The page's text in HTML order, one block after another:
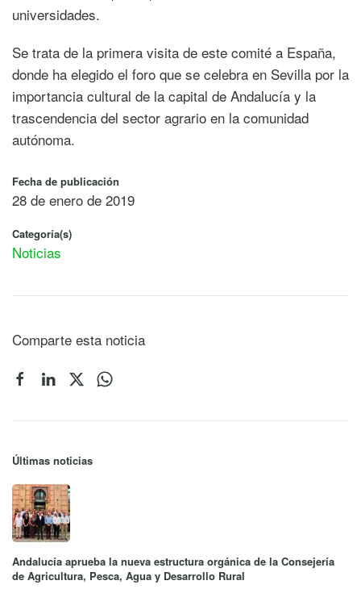
universidades.
Se trata de la primera visita de este comité a España,
donde ha elegido el foro que se celebra en Sevilla por la
importancia cultural de la capital de Andalucía y la
trascendencia del sector agrario en la comunidad
autónoma.
Fecha de publicación
28 de enero de 2019
Categoría(s)
Noticias
Comparte esta noticia
Últimas noticias
Andalucía aprueba la nueva estructura orgánica de la Consejería
de Agricultura, Pesca, Agua y Desarrollo Rural